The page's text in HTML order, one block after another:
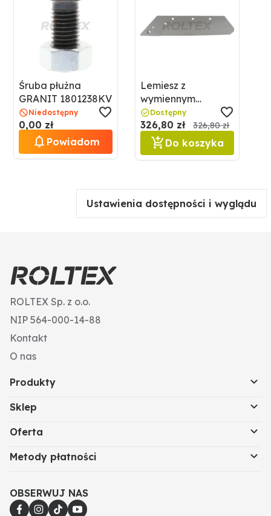
Śruba płużna
GRANIT 1801238KV
Niedostępny
0,00 zł
Powiadom
Lemiesz z
wymiennym
dziobem GRANIT
5604700013
Dostępny
326,80 zł 326,80 zł
Do koszyka
Ustawienia dostępności i wyglądu
ROLTEX Sp. z o.o.
NIP 564-000-14-88
Kontakt
O nas
Produkty
Sklep
Oferta
Metody płatności
OBSERWUJ NAS